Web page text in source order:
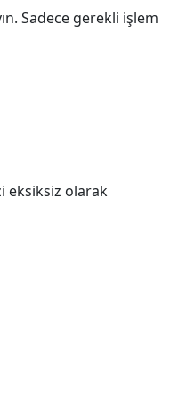
Sadece gerekli işlem
eksiksiz olarak